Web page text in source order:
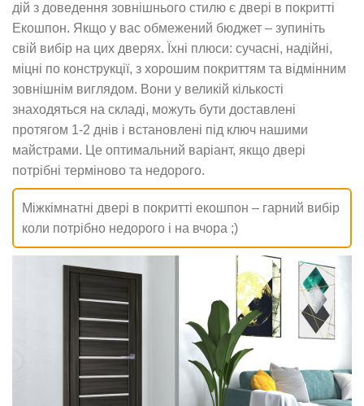
дій з доведення зовнішнього стилю є двері в покритті
Екошпон. Якщо у вас обмежений бюджет – зупиніть
свій вибір на цих дверях. Їхні плюси: сучасні, надійні,
міцні по конструкції, з хорошим покриттям та відмінним
зовнішнім виглядом. Вони у великій кількості
знаходяться на складі, можуть бути доставлені
протягом 1-2 днів і встановлені під ключ нашими
майстрами. Це оптимальний варіант, якщо двері
потрібні терміново та недорого.
Міжкімнатні двері в покритті екошпон – гарний вибір
коли потрібно недорого і на вчора ;)